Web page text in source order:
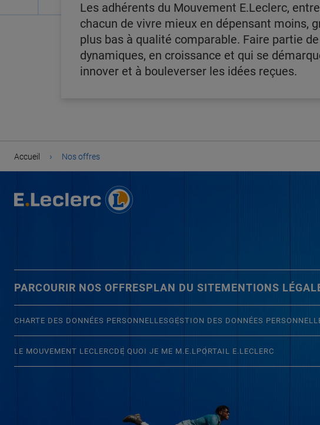
Les adhérents du Mouvement E.Leclerc,
chacun de vivre mieux en dépensant moins,
plus bas à qualité comparable. Faire partie
dynamiques, en croissance et qui se
innover et à bouleverser les idées reçues.
Accueil › Nos offres
PARCOURIR NOS OFFRESPLAN DU SITEMENTIONS
CHARTE DES DONNÉES PERSONNELLESGESTION DES DONNÉES
LE MOUVEMENT LECLERCDE QUOI JE ME M.E.LPORTAIL E.LECLERC